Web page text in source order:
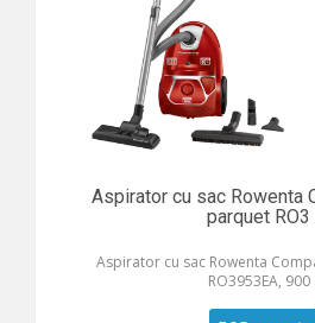
Aspirator cu sac Rowenta
parquet RO3
Aspirator cu sac Rowenta
RO3953EA, 900